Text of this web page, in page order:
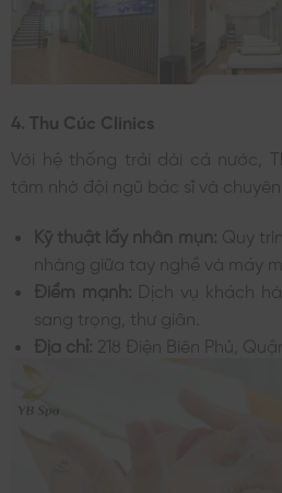
4. Thu Cúc Clinics
Với hệ thống trải dài cả nước,
tâm nhờ đội ngũ bác sĩ và chuyên
Kỹ thuật lấy nhân mụn: Quy
nhàng giữa tay nghề và máy
Điểm mạnh: Dịch vụ khách
sang trọng, thư giãn.
Địa chỉ: 218 Điện Biên Phủ,